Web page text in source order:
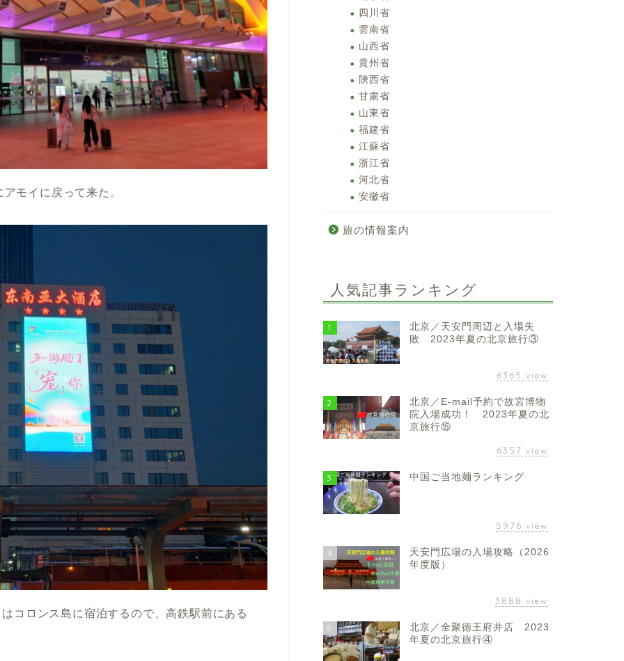
モイに戻って来た。
コロンス島に宿泊するので、高鉄駅前にある
四川省
雲南省
山西省
貴州省
陝西省
甘粛省
山東省
福建省
江蘇省
浙江省
河北省
安徽省
旅の情報案内
人気記事ランキング
1
北京／天安門周辺と入場失
敗 2023年夏の北京旅行③
6365 view
2
北京／E-mail予約で故宮博物
院入場成功！ 2023年夏の北
京旅行⑮
6357 view
3 中国ご当地麺ランキング
5976 view
4
天安門広場の入場攻略（2026
年度版）
3888 view
5
北京／全聚徳王府井店 2023
年夏の北京旅行④